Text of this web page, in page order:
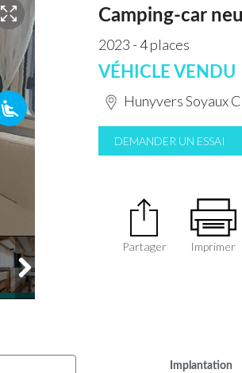
Camping-car
2023 - 4 places
VÉHICLE VENDU
Hunyvers Soyaux
DEMANDER UN ESSAI
Partager Imprimer
Implantation